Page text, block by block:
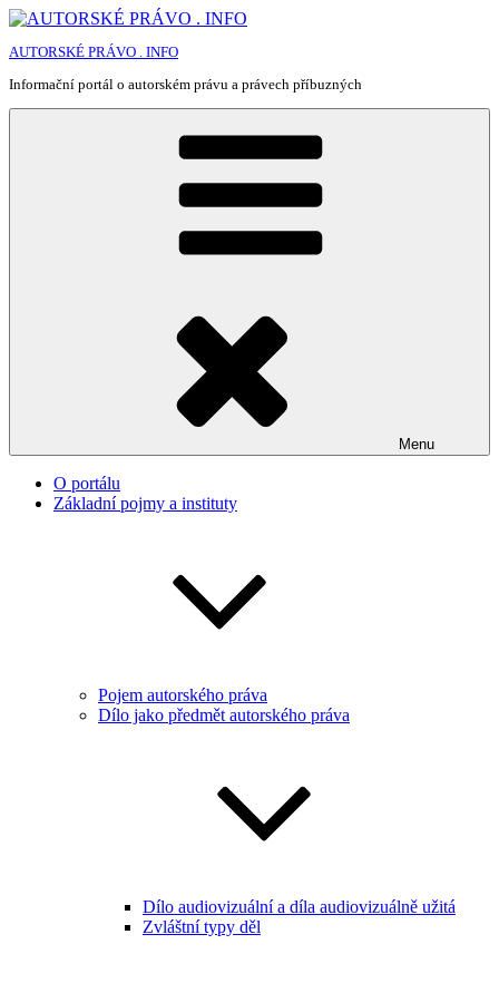
Přejít
obsahu
webu
AUTORSKÉ PRÁVO . INFO
Informační portál o autorském právu a právech příbuzných
Menu
O portálu
Základní pojmy a instituty
Pojem autorského práva
Dílo jako předmět autorského práva
Dílo audiovizuální a díla audiovizuálně užitá
Zvláštní typy děl